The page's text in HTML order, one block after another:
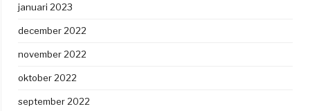
januari 2023
december 2022
november 2022
oktober 2022
september 2022